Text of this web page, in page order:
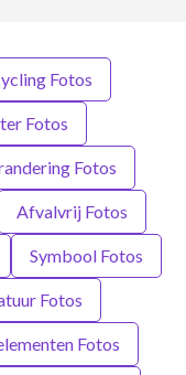
Fotos
Fotos
Fotos
Afvalvrij Fotos
Symbool Fotos
Fotos
Fotos